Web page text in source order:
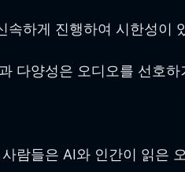
속하게 진행하여 시한성이
다양성은 오디오를 선호
람들은 AI와 인간이 읽은